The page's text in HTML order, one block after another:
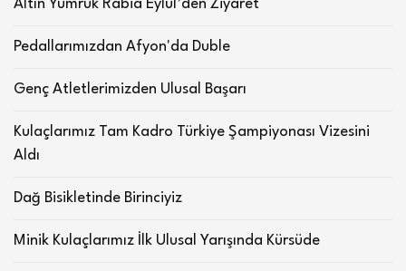
Altın Yumruk Rabia Eylül’den Ziyaret
Pedallarımızdan Afyon'da Duble
Genç Atletlerimizden Ulusal Başarı
Kulaçlarımız Tam Kadro Türkiye Şampiyonası Vizesini
Aldı
Dağ Bisikletinde Birinciyiz
Minik Kulaçlarımız İlk Ulusal Yarışında Kürsüde